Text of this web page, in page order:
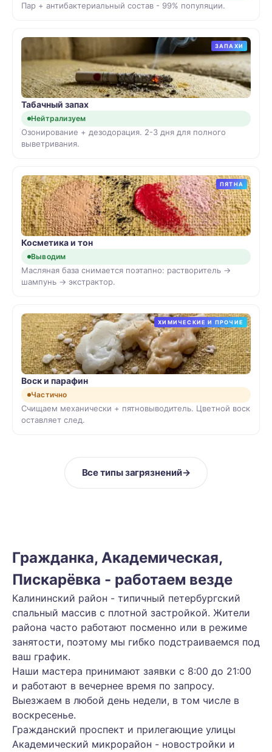
Пар + антибактериальный состав - 99% популяции.
ЗАПАХИ
Табачный запах
Нейтрализуем
Озонирование + дезодорация. 2-3 дня для полного
выветривания.
ПЯТНА
Косметика и тон
Выводим
Масляная база снимается поэтапно: растворитель →
шампунь → экстрактор.
ХИМИЧЕСКИЕ И ПРОЧИЕ
Воск и парафин
Частично
Счищаем механически + пятновыводитель. Цветной воск
оставляет след.
Все типы загрязнений→
Гражданка, Академическая,
Пискарёвка - работаем везде
Калининский район - типичный петербургский
спальный массив с плотной застройкой. Жители
района часто работают посменно или в режиме
занятости, поэтому мы гибко подстраиваемся под
ваш график.
Наши мастера принимают заявки с 8:00 до 21:00
и работают в вечернее время по запросу.
Выезжаем в любой день недели, в том числе в
воскресенье.
Гражданский проспект и прилегающие улицы
Академический микрорайон - новостройки и